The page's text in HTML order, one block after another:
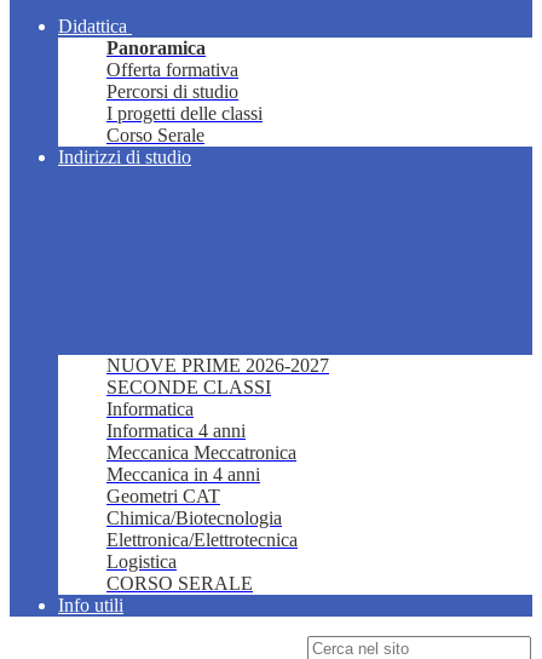
Didattica
Panoramica
Offerta formativa
Percorsi di studio
I progetti delle classi
Corso Serale
Indirizzi di studio
NUOVE PRIME 2026-2027
SECONDE CLASSI
Informatica
Informatica 4 anni
Meccanica Meccatronica
Meccanica in 4 anni
Geometri CAT
Chimica/Biotecnologia
Elettronica/Elettrotecnica
Logistica
CORSO SERALE
Info utili